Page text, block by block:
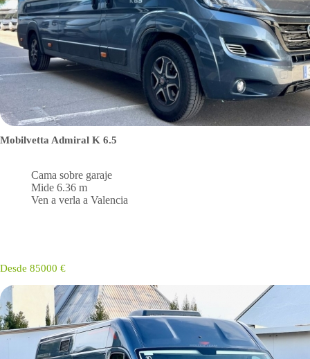
Mobilvetta Admiral K 6.5
Cama sobre garaje
Mide 6.36 m
Ven a verla a Valencia
Desde 85000 €